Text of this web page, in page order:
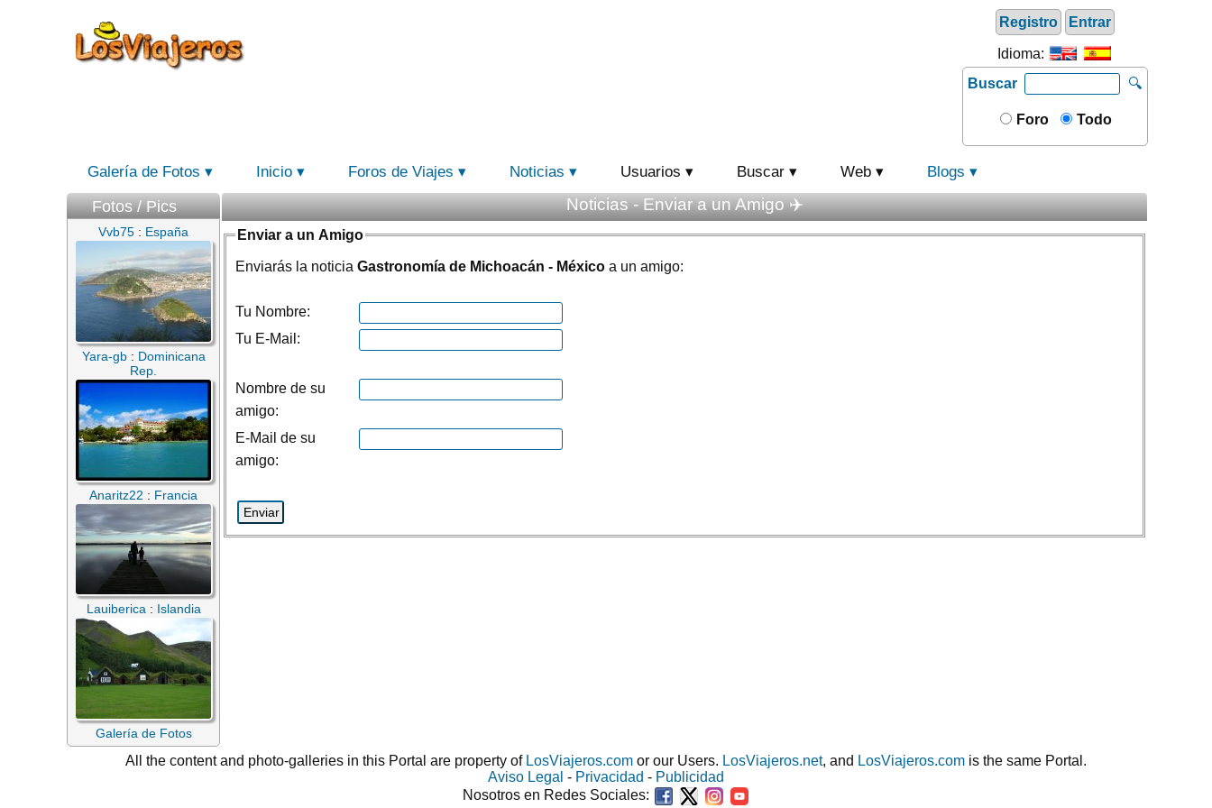
Registro Entrar
Idioma:
Buscar
🔍
Foro Todo
Galería de Fotos Inicio Foros de Viajes Noticias Usuarios Buscar Web Blogs
Fotos / Pics
Vvb75 : España
Yara-gb: Dominicana
Rep.
Anaritz22 : Francia
Lauiberica : Islandia
Galería de Fotos
Noticias - Enviar a un Amigo ✈️
Enviar a un Amigo
Enviarás la noticia Gastronomía de Michoacán - México a un amigo:
Tu Nombre:
Tu E-Mail:
Nombre de su
amigo:
E-Mail de su
amigo:
All the content and photo-galleries in this Portal are property of LosViajeros.com or our Users. LosViajeros.net, and LosViajeros.com is the same Portal.
Aviso Legal - Privacidad - Publicidad
Nosotros en Redes Sociales: